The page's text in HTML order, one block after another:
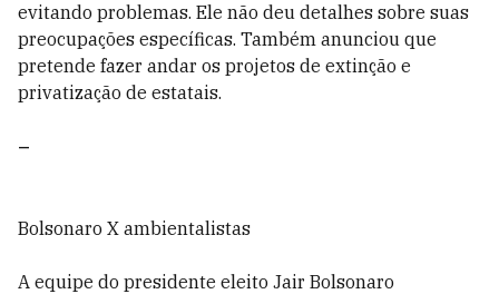
evitando problemas. Ele não deu detalhes sobre suas
preocupações específicas. Também anunciou que
pretende fazer andar os projetos de extinção e
privatização de estatais.
–
Bolsonaro X ambientalistas
A equipe do presidente eleito Jair Bolsonaro